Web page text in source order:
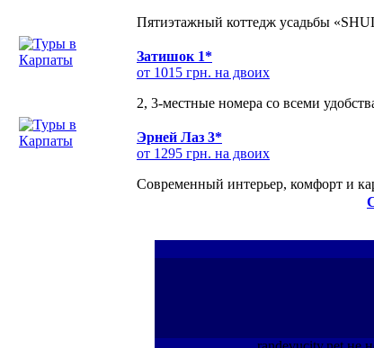
Пятиэтажный коттедж усадьбы
Затишок 1*
от 1015 грн. на двоих
2, 3-местные номера со всеми
Эрней Лаз 3*
от 1295 грн. на двоих
Современный интерьер, комфорт и